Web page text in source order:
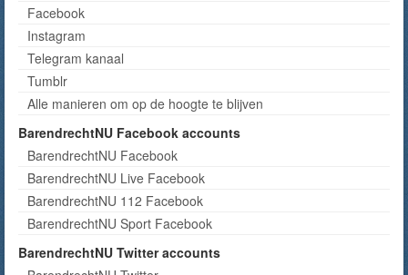
Facebook
Instagram
Telegram kanaal
Tumblr
Alle manieren om op de hoogte te blijven
BarendrechtNU Facebook accounts
BarendrechtNU Facebook
BarendrechtNU Live Facebook
BarendrechtNU 112 Facebook
BarendrechtNU Sport Facebook
BarendrechtNU Twitter accounts